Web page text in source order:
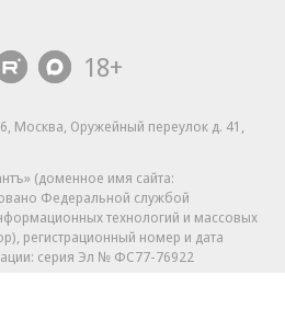
18+
Москва, Оружейный переулок д. 41,
(доменное имя сайта:
Федеральной службой
технологий и массовых
регистрационный номер и дата
серия Эл № ФС77-76922